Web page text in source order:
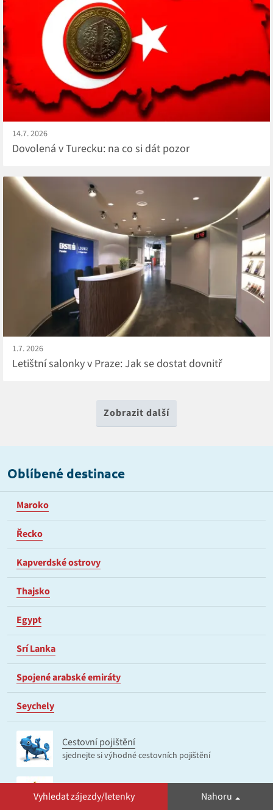
14.7. 2026
Dovolená v Turecku: na co si dát pozor
1.7. 2026
Letištní salonky v Praze: Jak se dostat dovnitř
Zobrazit další
Vyhledat zájezdy/letenky Nahoru
Oblíbené destinace
Maroko
Řecko
Kapverdské ostrovy
Thajsko
Egypt
Srí Lanka
Spojené arabské emiráty
Seychely
Cestovní pojištění
sjednejte si výhodné cestovních pojištění
informační web o Egyptě